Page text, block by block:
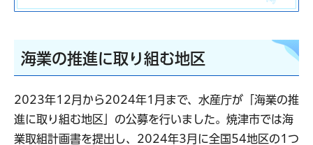
海業の推進に取り組む地区
2023年12月から2024年1月まで、水産庁が「海業の推
進に取り組む地区」の公募を行いました。焼津市では海
業取組計画書を提出し、2024年3月に全国54地区の1つ